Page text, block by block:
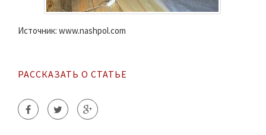
Источник: www.nashpol.com
РАССКАЗАТЬ О СТАТЬЕ